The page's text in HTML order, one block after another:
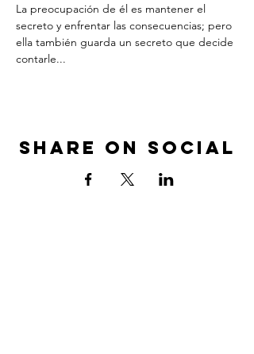
La preocupación de él es mantener el
secreto y enfrentar las consecuencias; pero
ella también guarda un secreto que decide
contarle...
Share on Social